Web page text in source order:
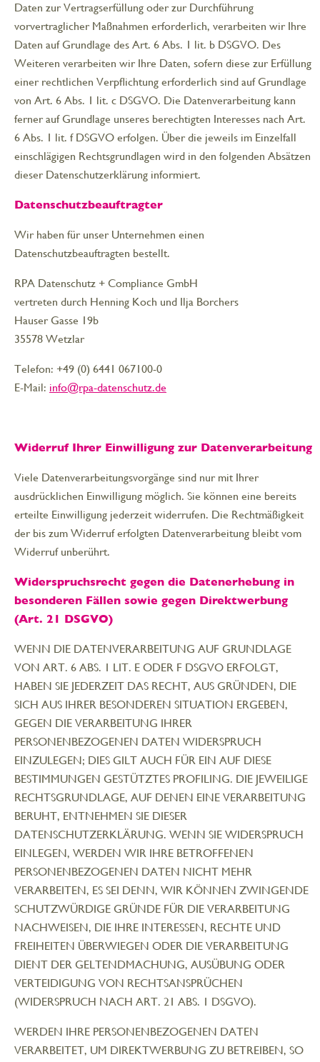
Daten zur Vertragserfüllung oder zur Durchführung
vorvertraglicher Maßnahmen erforderlich, verarbeiten wir Ihre
Daten auf Grundlage des Art. 6 Abs. 1 lit. b DSGVO. Des
Weiteren verarbeiten wir Ihre Daten, sofern diese zur Erfüllung
einer rechtlichen Verpflichtung erforderlich sind auf Grundlage
von Art. 6 Abs. 1 lit. c DSGVO. Die Datenverarbeitung kann
ferner auf Grundlage unseres berechtigten Interesses nach Art.
6 Abs. 1 lit. f DSGVO erfolgen. Über die jeweils im Einzelfall
einschlägigen Rechtsgrundlagen wird in den folgenden Absätzen
dieser Datenschutzerklärung informiert.
Datenschutzbeauftragter
Wir haben für unser Unternehmen einen
Datenschutzbeauftragten bestellt.
RPA Datenschutz + Compliance GmbH
vertreten durch Henning Koch und Ilja Borchers
Hauser Gasse 19b
35578 Wetzlar
Telefon: +49 (0) 6441 067100-0
E-Mail: info@rpa-datenschutz.de
Widerruf Ihrer Einwilligung zur Datenverarbeitung
Viele Datenverarbeitungsvorgänge sind nur mit Ihrer
ausdrücklichen Einwilligung möglich. Sie können eine bereits
erteilte Einwilligung jederzeit widerrufen. Die Rechtmäßigkeit
der bis zum Widerruf erfolgten Datenverarbeitung bleibt vom
Widerruf unberührt.
Widerspruchsrecht gegen die Datenerhebung in
besonderen Fällen sowie gegen Direktwerbung
(Art. 21 DSGVO)
WENN DIE DATENVERARBEITUNG AUF GRUNDLAGE
VON ART. 6 ABS. 1 LIT. E ODER F DSGVO ERFOLGT,
HABEN SIE JEDERZEIT DAS RECHT, AUS GRÜNDEN, DIE
SICH AUS IHRER BESONDEREN SITUATION ERGEBEN,
GEGEN DIE VERARBEITUNG IHRER
PERSONENBEZOGENEN DATEN WIDERSPRUCH
EINZULEGEN; DIES GILT AUCH FÜR EIN AUF DIESE
BESTIMMUNGEN GESTÜTZTES PROFILING. DIE JEWEILIGE
RECHTSGRUNDLAGE, AUF DENEN EINE VERARBEITUNG
BERUHT, ENTNEHMEN SIE DIESER
DATENSCHUTZERKLÄRUNG. WENN SIE WIDERSPRUCH
EINLEGEN, WERDEN WIR IHRE BETROFFENEN
PERSONENBEZOGENEN DATEN NICHT MEHR
VERARBEITEN, ES SEI DENN, WIR KÖNNEN ZWINGENDE
SCHUTZWÜRDIGE GRÜNDE FÜR DIE VERARBEITUNG
NACHWEISEN, DIE IHRE INTERESSEN, RECHTE UND
FREIHEITEN ÜBERWIEGEN ODER DIE VERARBEITUNG
DIENT DER GELTENDMACHUNG, AUSÜBUNG ODER
VERTEIDIGUNG VON RECHTSANSPRÜCHEN
(WIDERSPRUCH NACH ART. 21 ABS. 1 DSGVO).
WERDEN IHRE PERSONENBEZOGENEN DATEN
VERARBEITET, UM DIREKTWERBUNG ZU BETREIBEN, SO